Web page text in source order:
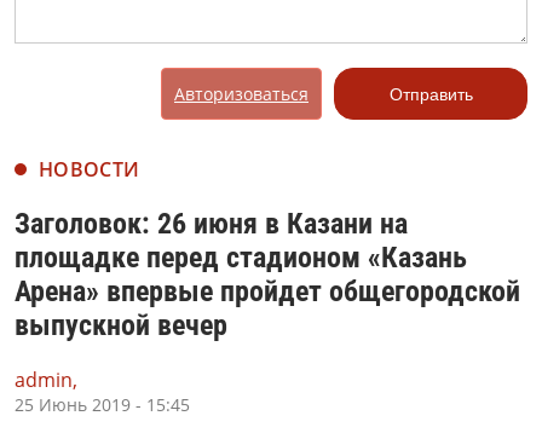
Авторизоваться Отправить
НОВОСТИ
Заголовок: 26 июня в Казани на
площадке перед стадионом «Казань
Арена» впервые пройдет общегородской
выпускной вечер
admin,
25 Июнь 2019 - 15:45